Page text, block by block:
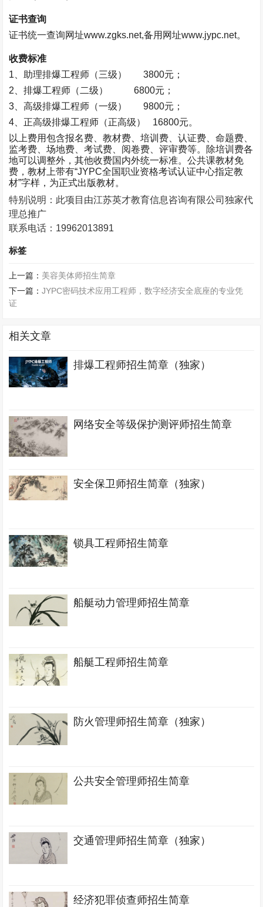
证书查询
证书统一查询网址www.zgks.net,备用网址www.jypc.net。
收费标准
1 、助理排爆工程师（三级） 3800元；
2 、排爆工程师（二级） 6800元；
3 、高级排爆工程师（一级） 9800元；
4 、正高级排爆工程师（正高级） 16800元。
以上费用包含报名费、教材费、培训费、认证费、命题费、
监考费、场地费、考试费、阅卷费、评审费等。除培训费各
地可以调整外，其他收费国内外统一标准。公共课教材免
费，教材上带有“JYPC全国职业资格考试认证中心指定教
材”字样，为正式出版教材。
特别说明：此项目由江苏英才教育信息咨询有限公司独家代
理总推广
联系电话： 19962013891
标签
上一篇： 美容美体师招生简章
下一篇：JYPC密码技术应用工程师，数字经济安全底座的专业凭
证
相关文章
排爆工程师招生简章（独家）
网络安全等级保护测评师招生简章
安全保卫师招生简章（独家）
锁具工程师招生简章
船艇动力管理师招生简章
船艇工程师招生简章
防火管理师招生简章（独家）
公共安全管理师招生简章
交通管理师招生简章（独家）
经济犯罪侦查师招生简章